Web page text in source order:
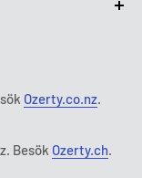
Ozerty.co.nz.
Besök Ozerty.ch.